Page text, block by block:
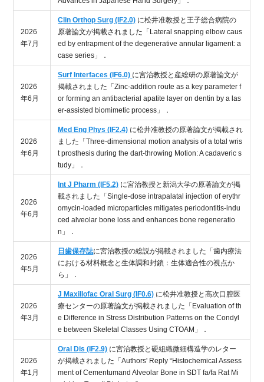
2026
年7月
Clin Orthop Surg (IF2.0) に松井准教授と王子総合病院の
原著論文が掲載されました「Lateral snapping elbow caus
ed by entrapment of the degenerative annular ligament: a
case series」．
2026
年6月
Surf Interfaces (IF6.0) に宮治教授と産総研の原著論文が
掲載されました「Zinc-addition route as a key parameter f
or forming an antibacterial apatite layer on dentin by a las
er-assisted biomimetic process」．
2026
年6月
Med Eng Phys (IF2.4) に松井准教授の原著論文が掲載され
ました「Three-dimensional motion analysis of a total wris
t prosthesis during the dart-throwing Motion: A cadaveric s
tudy」．
2026
年6月
Int J Pharm (IF5.2) に宮治教授と新潟大学の原著論文が掲
載されました「Single-dose intrapalatal injection of erythr
omycin-loaded microparticles mitigates periodontitis-indu
ced alveolar bone loss and enhances bone regeneratio
n」．
2026
年5月
日歯保存誌に宮治教授の総説が掲載されました「歯内療法
における材料概念と生体調和封鎖：生体適合性の視点か
ら」．
2026
年3月
J Maxillofac Oral Surg (IF0.6) に松井准教授と高次口腔医
療センターの原著論文が掲載されました「Evaluation of th
e Difference in Stress Distribution Patterns on the Condyl
e between Skeletal Classes Using CTOAM」．
2026
年1月
Oral Dis (IF2.9) に宮治教授と硬組織微細構造学のレター
が掲載されました「Authors' Reply “Histochemical Assess
ment of Cementumand Alveolar Bone in SDT fa/fa Rat Mi